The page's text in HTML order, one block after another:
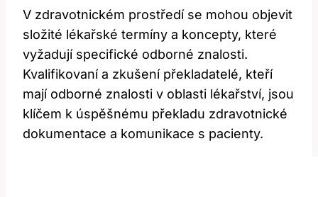
V zdravotnickém prostředí se mohou objevit
složité lékařské termíny a koncepty, které
vyžadují specifické odborné znalosti.
Kvalifikovaní a zkušení překladatelé, kteří
mají odborné znalosti v oblasti lékařství, jsou
klíčem k úspěšnému překladu zdravotnické
dokumentace a komunikace s pacienty.